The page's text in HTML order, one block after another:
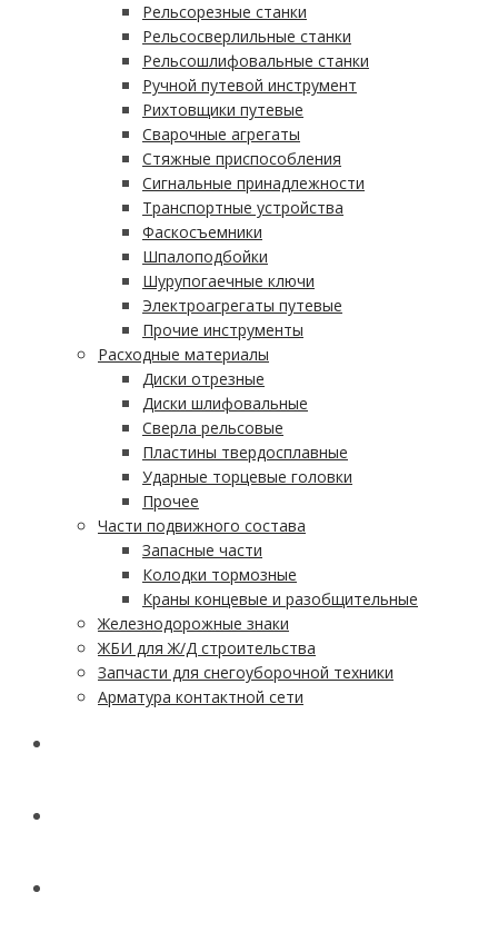
Рельсорезные станки
Рельсосверлильные станки
Рельсошлифовальные станки
Ручной путевой инструмент
Рихтовщики путевые
Сварочные агрегаты
Стяжные приспособления
Сигнальные принадлежности
Транспортные устройства
Фаскосъемники
Шпалоподбойки
Шурупогаечные ключи
Электроагрегаты путевые
Прочие инструменты
Расходные материалы
Диски отрезные
Диски шлифовальные
Сверла рельсовые
Пластины твердосплавные
Ударные торцевые головки
Прочее
Части подвижного состава
Запасные части
Колодки тормозные
Краны концевые и разобщительные
Железнодорожные знаки
ЖБИ для Ж/Д строительства
Запчасти для снегоуборочной техники
Арматура контактной сети